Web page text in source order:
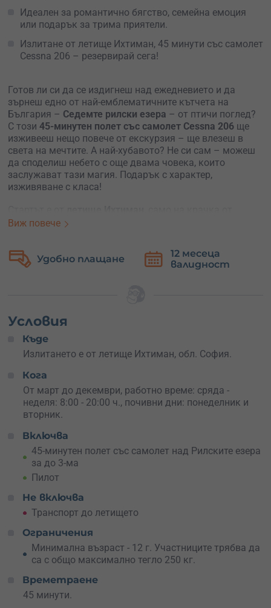
Идеален за романтично бягство, семейна емоция
или подарък за трима приятели.
Излитане от летище Ихтиман, 45 минути със самолет
Cessna 206 – резервирай сега!
Готов ли си да се издигнеш над ежедневието и да
зърнеш едно от най-емблематичните кътчета на
България – Седемте рилски езера – от птичи поглед?
С този 45-минутен полет със самолет Cessna 206 ще
изживееш нещо повече от екскурзия – ще влезеш в
света на мечтите. А най-хубавото? Не си сам – можеш
да споделиш небето с още двама човека, които
заслужават тази магия. Подарък с характер,
изживяване с класа!
София, но усещането е като да напускаш континента.
следващите 45 минути ще се реете надРила, ще
съзерцавате бистрите езера, кръглите хребети и
просторна, стабилна и създадена за споделено
приключение. Прозорците са големи, а гледките –
Бъбрека, Близнака… от високо изглеждат като
скъпоценни камъни, пръснати в планината. Всеки
момент е снимка, всеки кадър – спомен за цял живот.
на високи обороти – защото
хубавият подарък. А това е от онези, които се помнят
завинаги.
Виж повече
12 месеца
валидност
Безплатна
замяна
Условия
Къде
Излитането е от летище Ихтиман, обл. София.
Кога
От март до декември, работно време: сряда -
неделя: 8:00 - 20:00 ч., почивни дни: понеделник и
вторник.
Включва
45-минутен полет със самолет над Рилските езера
за до 3-ма
Пилот
Не включва
Транспорт до летището
Ограничения
Минимална възраст - 12 г. Участниците трябва да
са с общо максимално тегло 250 кг.
Времетраене
45 минути.